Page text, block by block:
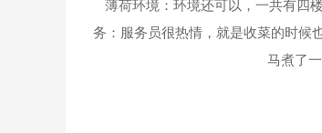
薄荷环境：环境还可以，一共有四
务：服务员很热情，就是收菜的时候
马煮了